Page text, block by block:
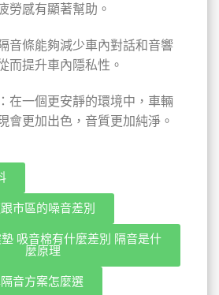
勞感有顯著幫助。
音條能夠減少車內對話和音響
而提升車內隱私性。
在一個更安靜的環境中，車輛
會更加出色，音質更加純淨。
市區的噪音差別
吸音棉有什麼差別 隔音是什
麼原理
音方案怎麼選